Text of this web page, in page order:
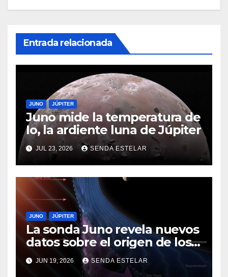
Entrada relacionada
JUNO JÚPITER
Juno mide la temperatura de
Io, la ardiente luna de Júpiter
JUL 23, 2026 SENDA ESTELAR
JUNO JÚPITER
La sonda Juno revela nuevos
datos sobre el origen de los
rayos cósmicos
JUN 19, 2026 SENDA ESTELAR